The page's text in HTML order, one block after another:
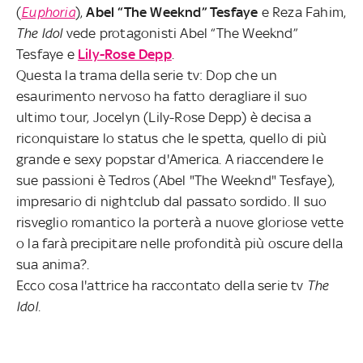
(Euphoria),Abel “The Weeknd” Tesfaye e Reza Fahim,
The Idolvede protagonisti Abel “The Weeknd”
Tesfaye e Lily-Rose Depp.
Questa la trama della serie tv: Dop che un
esaurimento nervoso ha fatto deragliare il suo
ultimo tour, Jocelyn (Lily-Rose Depp) è decisa a
riconquistare lo status che le spetta, quello di più
grande e sexy popstar d'America. A riaccendere le
sue passioni è Tedros (Abel "The Weeknd" Tesfaye),
impresario di nightclub dal passato sordido. Il suo
risveglio romantico la porterà a nuove gloriose vette
o la farà precipitare nelle profondità più oscure della
sua anima?.
Ecco cosa l'attrice ha raccontato della serie tv The
Idol.